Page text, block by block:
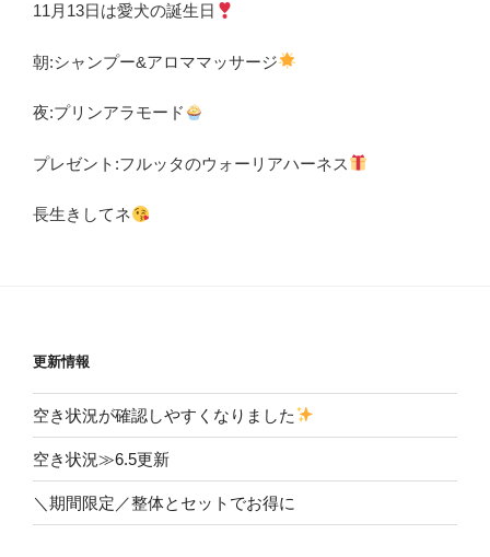
11月13日は愛犬の誕生日
朝:シャンプー&アロママッサージ
夜:プリンアラモード
プレゼント:フルッタのウォーリアハーネス
長生きしてネ
更新情報
空き状況が確認しやすくなりました
空き状況≫6.5更新
＼期間限定／整体とセットでお得に